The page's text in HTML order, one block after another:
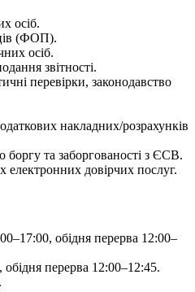
осіб.
(ФОП).
осіб.
звітності.
перевірки, законодавство
накладних/розрахунків
та заборгованості з ЄСВ.
електронних довірчих послуг.
обідня перерва 12:00–
обідня перерва 12:00–12:45.